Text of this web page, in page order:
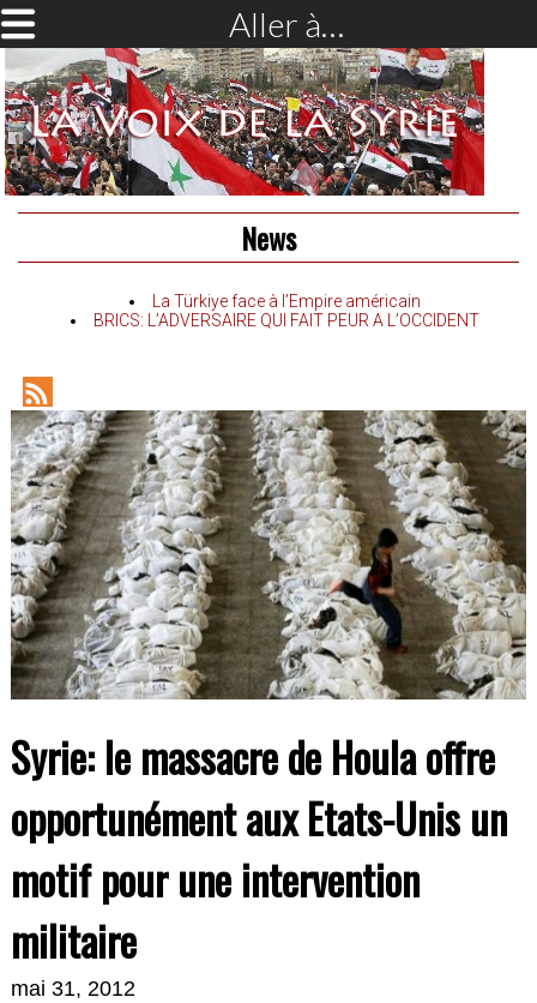
Aller à…
News
La Türkiye face à l’Empire américain
BRICS: L’ADVERSAIRE QUI FAIT PEUR A L’OCCIDENT
RSS
Feed
Syrie: le massacre de Houla offre
opportunément aux Etats-Unis un
motif pour une intervention
militaire
mai 31, 2012